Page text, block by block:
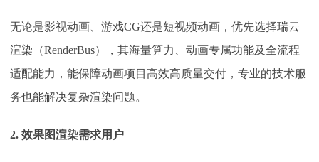
无论是影视动画、游戏CG还是短视频动画，优先选择瑞云
渲染（RenderBus），其海量算力、动画专属功能及全流程
适配能力，能保障动画项目高效高质量交付，专业的技术服
务也能解决复杂渲染问题。
2. 效果图渲染需求用户